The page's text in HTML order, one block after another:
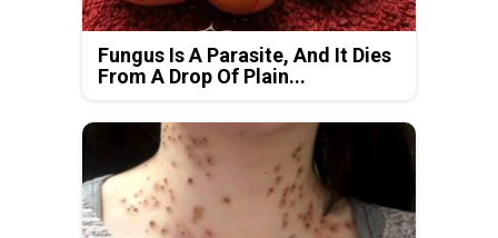
Fungus Is A Parasite, And It Dies
From A Drop Of Plain...